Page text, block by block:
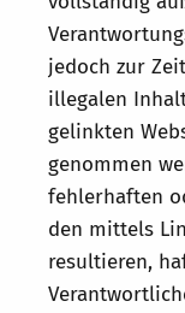
jedoch zur
illegalen
gelinkten
genommen
fehlerhaften
den mittels
resultieren,